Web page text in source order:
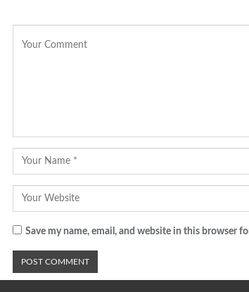
Save my name, email, and website in this browser